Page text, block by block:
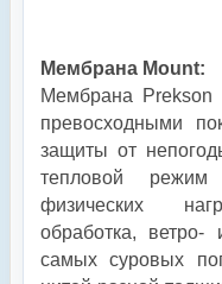
Мембрана Mount:
Мембрана
превосходными
защиты от
тепловой
физических
обработка, ветро-
самых суровых